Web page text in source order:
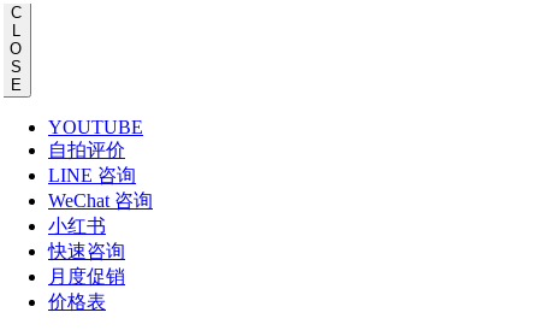
C
L
O
S
E
YOUTUBE
自拍评价
LINE 咨询
WeChat 咨询
小红书
快速咨询
月度促销
价格表